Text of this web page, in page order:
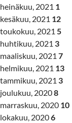
heinäkuu, 2021 1
kesäkuu, 2021 12
toukokuu, 2021 5
huhtikuu, 2021 3
maaliskuu, 2021 7
helmikuu, 2021 13
tammikuu, 2021 3
joulukuu, 20208
marraskuu, 2020 10
lokakuu, 20206